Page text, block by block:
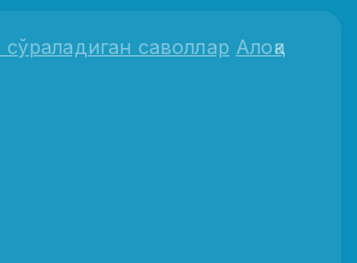
сўраладиган саволлар Алоқа